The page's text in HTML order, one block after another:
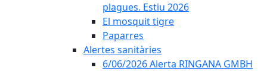
plagues. Estiu 2026
El mosquit tigre
Paparres
Alertes sanitàries
6/06/2026 Alerta RINGANA GMBH